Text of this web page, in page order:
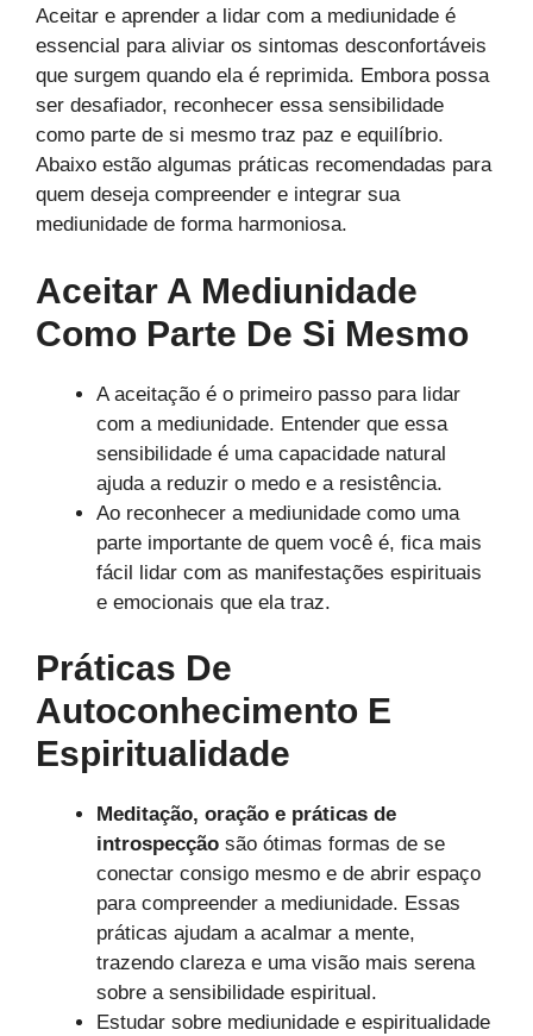
Aceitar e aprender a lidar com a mediunidade é
essencial para aliviar os sintomas desconfortáveis
que surgem quando ela é reprimida. Embora possa
ser desafiador, reconhecer essa sensibilidade
como parte de si mesmo traz paz e equilíbrio.
Abaixo estão algumas práticas recomendadas para
quem deseja compreender e integrar sua
mediunidade de forma harmoniosa.
Aceitar A Mediunidade
Como Parte De Si Mesmo
A aceitação é o primeiro passo para lidar
com a mediunidade. Entender que essa
sensibilidade é uma capacidade natural
ajuda a reduzir o medo e a resistência.
Ao reconhecer a mediunidade como uma
parte importante de quem você é, fica mais
fácil lidar com as manifestações espirituais
e emocionais que ela traz.
Práticas De
Autoconhecimento E
Espiritualidade
Meditação, oração e práticas de
introspecção são ótimas formas de se
conectar consigo mesmo e de abrir espaço
para compreender a mediunidade. Essas
práticas ajudam a acalmar a mente,
trazendo clareza e uma visão mais serena
sobre a sensibilidade espiritual.
Estudar sobre mediunidade e espiritualidade